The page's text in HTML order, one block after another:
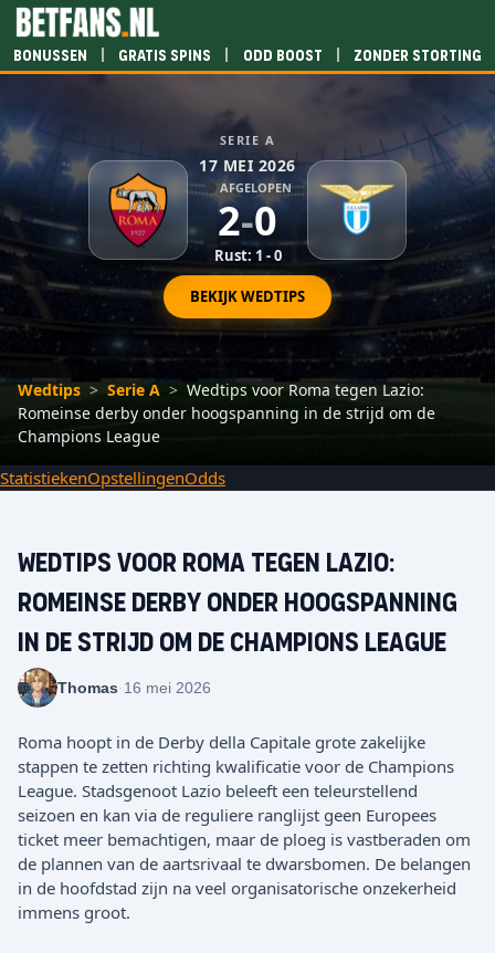
Bonussen | Gratis spins | Odd boost | Zonder storting
SERIE A
17 MEI 2026
AFGELOPEN
2-0
Rust: 1 - 0
BEKIJK WEDTIPS
Wedtips > Serie A > Wedtips voor Roma tegen Lazio:
Romeinse derby onder hoogspanning in de strijd om de
Champions League
StatistiekenOpstellingenOdds
Wedtips voor Roma tegen Lazio:
Romeinse derby onder hoogspanning
in de strijd om de Champions League
Thomas·16 mei 2026
Roma hoopt in de Derby della Capitale grote zakelijke
stappen te zetten richting kwalificatie voor de Champions
League. Stadsgenoot Lazio beleeft een teleurstellend
seizoen en kan via de reguliere ranglijst geen Europees
ticket meer bemachtigen, maar de ploeg is vastberaden om
de plannen van de aartsrivaal te dwarsbomen. De belangen
in de hoofdstad zijn na veel organisatorische onzekerheid
immens groot.